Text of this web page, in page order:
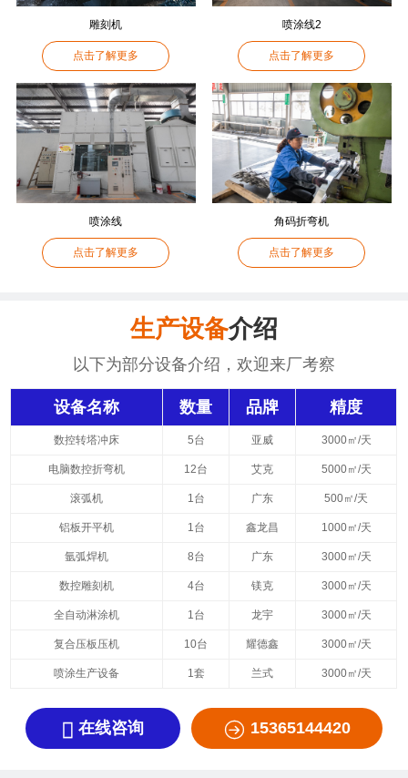
雕刻机
点击了解更多
喷涂线2
点击了解更多
喷涂线
点击了解更多
角码折弯机
点击了解更多
生产设备介绍
以下为部分设备介绍，欢迎来厂考察
设备名称 数量 品牌 精度
数控转塔冲床 5台 亚威 3000㎡/天
电脑数控折弯机 12台 艾克 5000㎡/天
滚弧机 1台 广东 500㎡/天
铝板开平机 1台 鑫龙昌 1000㎡/天
氩弧焊机 8台 广东 3000㎡/天
数控雕刻机 4台 镁克 3000㎡/天
全自动淋涂机 1台 龙宇 3000㎡/天
复合压板压机 10台 耀德鑫 3000㎡/天
喷涂生产设备 1套 兰式 3000㎡/天
 在线咨询  15365144420